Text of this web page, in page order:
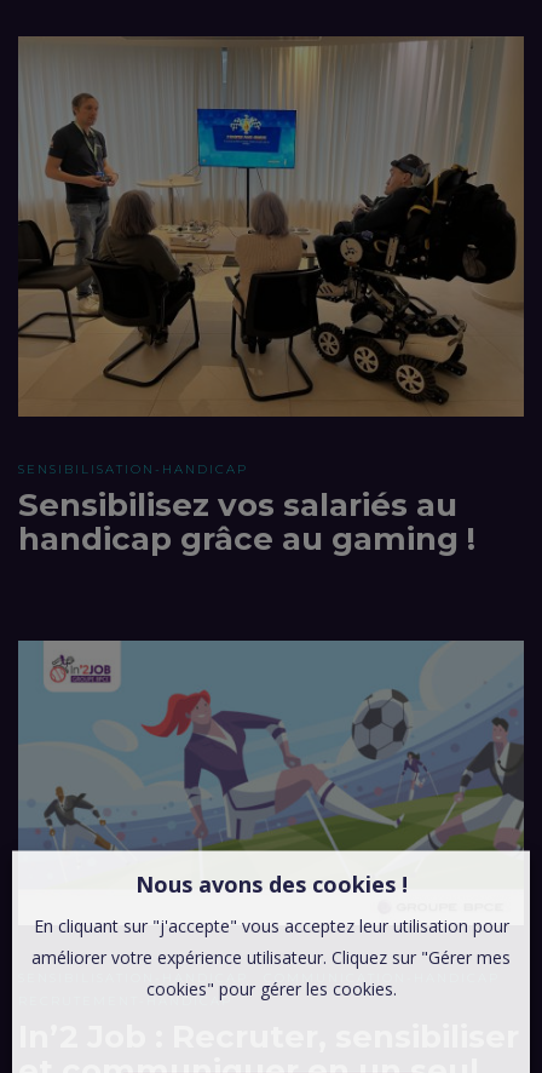
SENSIBILISATION-HANDICAP
Sensibilisez vos salariés au
handicap grâce au gaming !
RECRUTEMENT-HANDICAP
Nous avons des cookies !
En cliquant sur "j'accepte" vous acceptez leur utilisation pour
améliorer votre expérience utilisateur. Cliquez sur "Gérer mes
cookies" pour gérer les cookies.